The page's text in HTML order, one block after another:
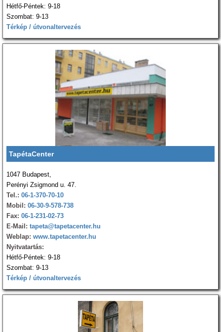
Hétfő-Péntek: 9-18
Szombat: 9-13
Térkép / útvonaltervezés
TapétaCenter
1047 Budapest,
Perényi Zsigmond u. 47.
Tel.: 06-1-370-70-10
Mobil: 06-30-9-578-738
Fax: 06-1-231-02-73
E-Mail: tapeta@tapetacenter.hu
Weblap: www.tapetacenter.hu
Nyitvatartás:
Hétfő-Péntek: 9-18
Szombat: 9-13
Térkép / útvonaltervezés